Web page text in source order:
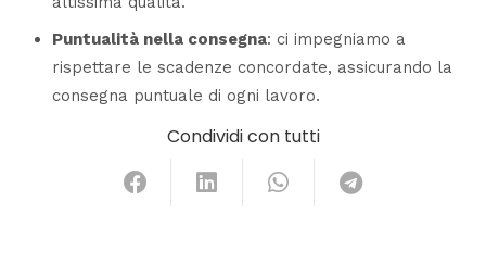
Puntualità nella consegna: ci impegniamo a
rispettare le scadenze concordate, assicurando la
consegna puntuale di ogni lavoro.
Condividi con tutti